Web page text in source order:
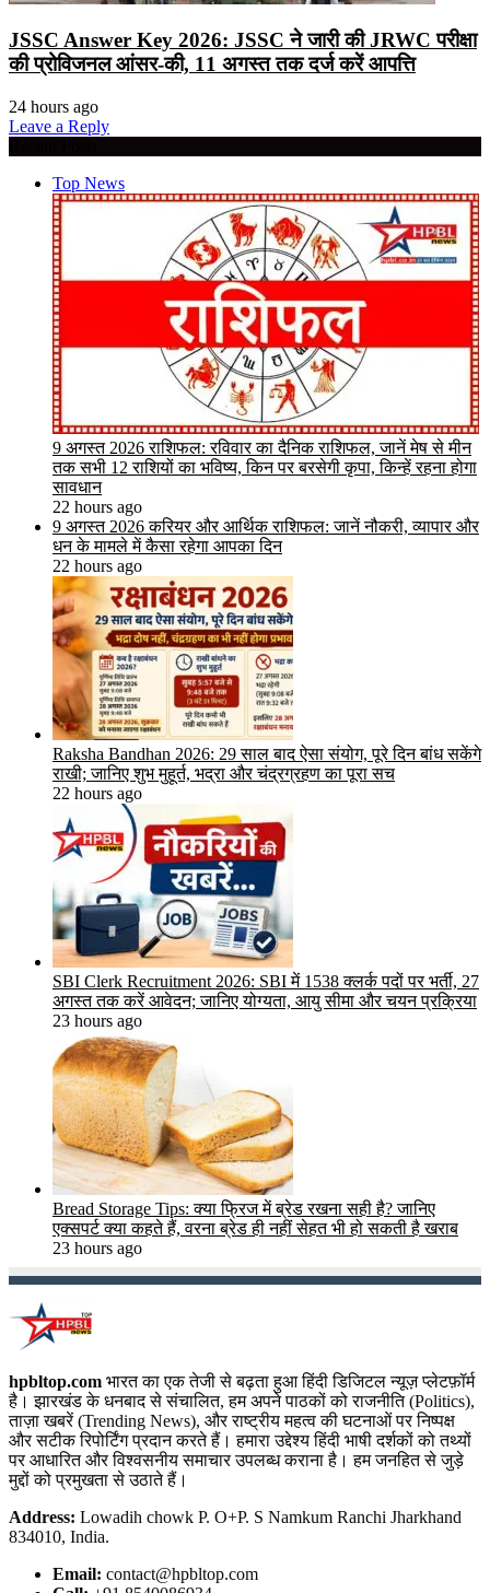
JSSC Answer Key 2026: JSSC ने जारी की JRWC परीक्षा
की प्रोविजनल आंसर-की, 11 अगस्त तक दर्ज करें आपत्ति
24 hours ago
Leave a Reply
Top News
9 अगस्त 2026 राशिफल: रविवार का दैनिक राशिफल, जानें मेष से मीन
तक सभी 12 राशियों का भविष्य, किन पर बरसेगी कृपा, किन्हें रहना होगा
सावधान
22 hours ago
9 अगस्त 2026 करियर और आर्थिक राशिफल: जानें नौकरी, व्यापार और
धन के मामले में कैसा रहेगा आपका दिन
22 hours ago
Raksha Bandhan 2026: 29 साल बाद ऐसा संयोग, पूरे दिन बांध सकेंगे
राखी; जानिए शुभ मुहूर्त, भद्रा और चंद्रग्रहण का पूरा सच
22 hours ago
SBI Clerk Recruitment 2026: SBI में 1538 क्लर्क पदों पर भर्ती, 27
अगस्त तक करें आवेदन; जानिए योग्यता, आयु सीमा और चयन प्रक्रिया
23 hours ago
Bread Storage Tips: क्या फ्रिज में ब्रेड रखना सही है? जानिए
एक्सपर्ट क्या कहते हैं, वरना ब्रेड ही नहीं सेहत भी हो सकती है खराब
23 hours ago
hpbltop.com भारत का एक तेजी से बढ़ता हुआ हिंदी डिजिटल न्यूज़ प्लेटफ़ॉर्म
है। झारखंड के धनबाद से संचालित, हम अपने पाठकों को राजनीति (Politics),
ताज़ा खबरें (Trending News), और राष्ट्रीय महत्व की घटनाओं पर निष्पक्ष
और सटीक रिपोर्टिंग प्रदान करते हैं। हमारा उद्देश्य हिंदी भाषी दर्शकों को तथ्यों
पर आधारित और विश्वसनीय समाचार उपलब्ध कराना है। हम जनहित से जुड़े
मुद्दों को प्रमुखता से उठाते हैं।
Address: Lowadih chowk P. O+P. S Namkum Ranchi Jharkhand
834010, India.
Email: contact@hpbltop.com